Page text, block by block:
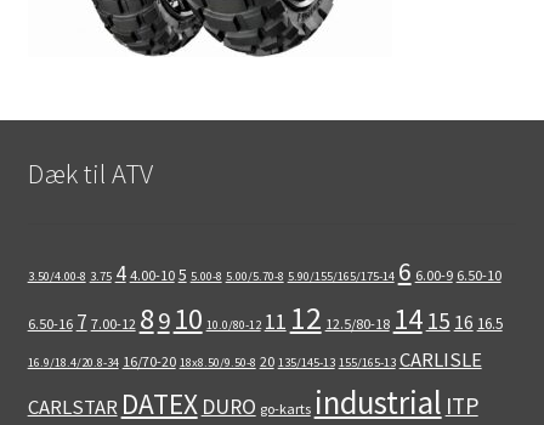
Dæk til ATV
3.50/4.00-8 3.75 4 4.00-10 5 5.00-8 5.00/5.70-8 5.90/155/165/175-14 6 6.00-9 6.50-10
6.50-16 7 7.00-12 89 10 10.0/80-12 11 12 12.5/80-18 14 15 16 16.5
16.9/18.4/20.8-34 16/70-20 18x8.50/9.50-8 20 135/145-13 155/165-13 CARLISLE
CARLSTAR DATEX DURO go-karts industrial ITP